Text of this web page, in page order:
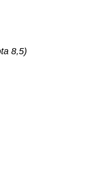
8,5)